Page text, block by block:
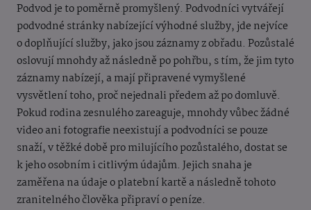
Podvod je to poměrně promyšlený. Podvodníci vytvářejí
podvodné stránky nabízející výhodné služby, jde nejvíce
o doplňující služby, jako jsou záznamy z obřadu. Pozůstalé
oslovují mnohdy až následně po pohřbu, s tím, že jim tyto
záznamy nabízejí, a mají připravené vymyšlené
vysvětlení toho, proč nejednali předem až po domluvě.
Pokud rodina zesnulého zareaguje, mnohdy vůbec žádné
video ani fotografie neexistují a podvodníci se pouze
snaží, v těžké době pro milujícího pozůstalého, dostat se
k jeho osobním i citlivým údajům. Jejich snaha je
zaměřena na údaje o platební kartě a následně tohoto
zranitelného člověka připraví o peníze.